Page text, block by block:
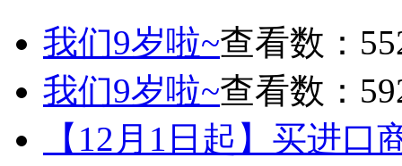
我们9岁啦~查看数：
我们9岁啦~查看数：
【12月1日起】买进口